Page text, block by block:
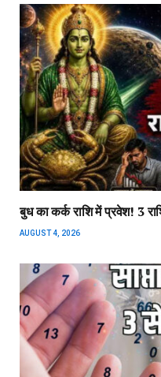
बुध का कर्क राशि में प्रवेश! 3
AUGUST 4, 2026